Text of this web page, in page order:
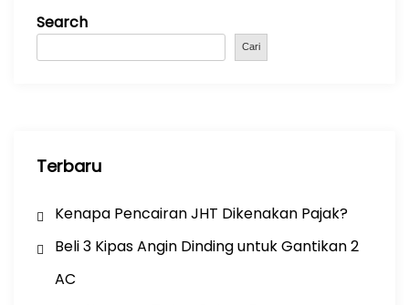
o
o
p
p
m
Search
Cari
Terbaru
Kenapa Pencairan JHT Dikenakan Pajak?
Beli 3 Kipas Angin Dinding untuk Gantikan 2
AC